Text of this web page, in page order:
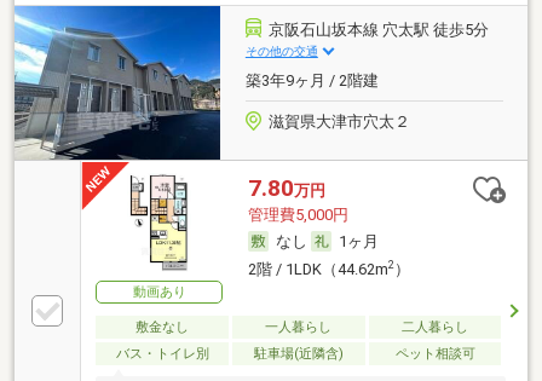
京阪石山坂本線 穴太駅 徒歩5分
その他の交通
築3年9ヶ月 / 2階建
滋賀県大津市穴太２
動画あり
7.80万円
管理費5,000円
なし
1ヶ月
2階 / 1LDK（44.62m2）
敷金なし 一人暮らし
二人暮らし
バス・トイレ別
駐車場(近隣含) ペット相談可